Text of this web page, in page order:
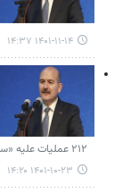
۱۴۰۱-۱۱-۱۴ ۱۴:۳۷
۲۱۲ عملیات علیه «سازمان های تروریستی» انجام داده اند.
۱۴۰۱-۱۰-۲۳ ۱۴:۲۰